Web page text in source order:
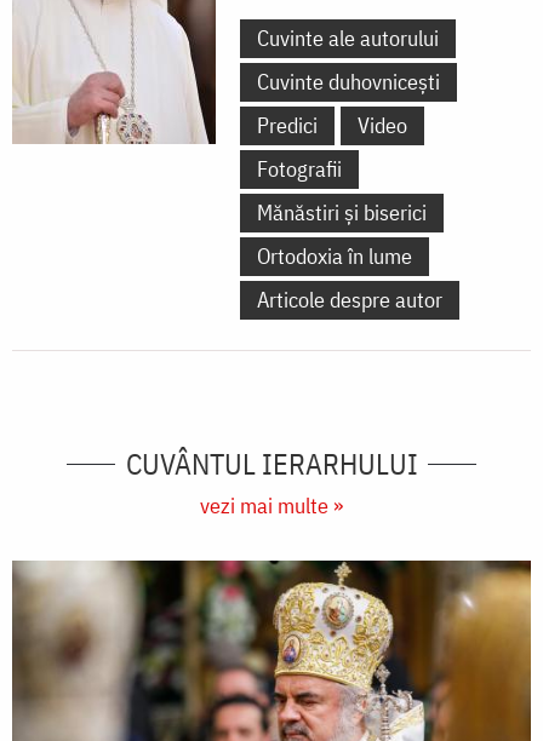
Cuvinte ale autorului
Cuvinte duhovnicești
Predici
Video
Fotografii
Mănăstiri și biserici
Ortodoxia în lume
Articole despre autor
CUVÂNTUL IERARHULUI
vezi mai multe »